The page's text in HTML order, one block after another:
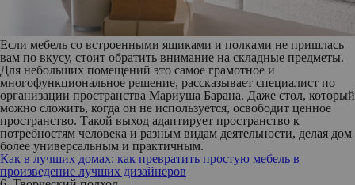
Если мебель со встроенными ящиками и полками не пришлась
вам по вкусу, стоит обратить внимание на складные предметы.
Для небольших помещений это самое грамотное и
многофункциональное решение, рассказывает специалист по
организации пространства Мариуша Барана. Даже стол, который
можно сложить, когда он не используется, освободит ценное
пространство. Такой выход адаптирует пространство к
потребностям человека и разным видам деятельности, делая дом
более универсальным и практичным.
Как в лучших домах: как превратить простую мебель в
произведение лучших дизайнеров